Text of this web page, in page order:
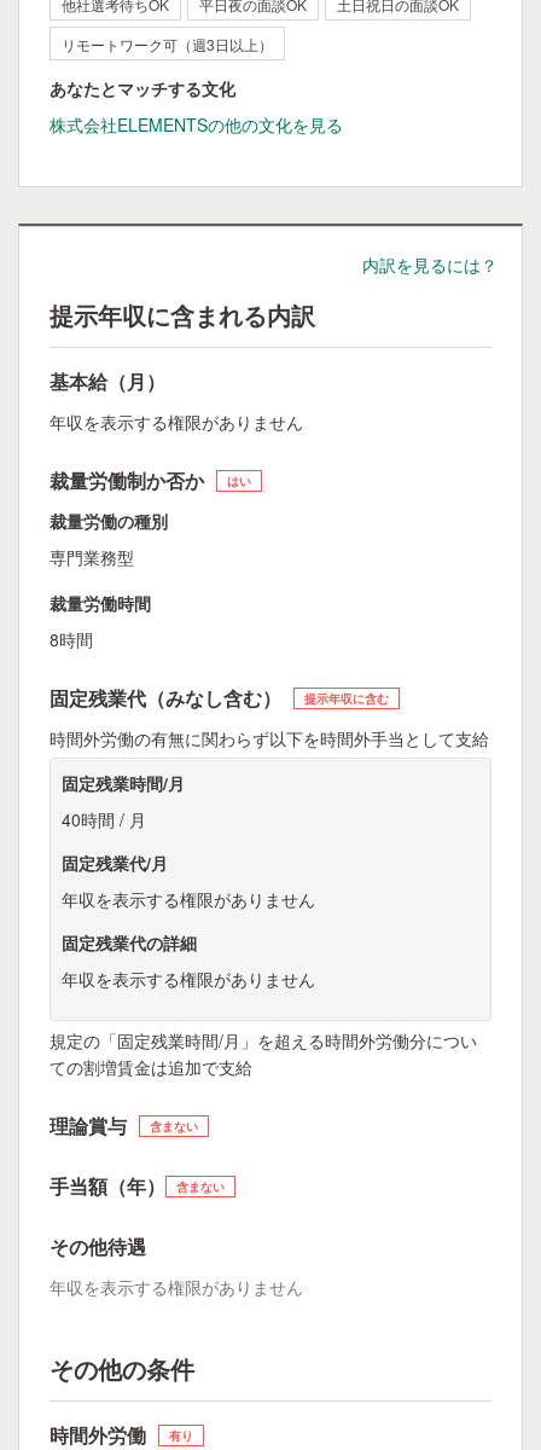
他社選考待ちOK 平日夜の面談OK
土日祝日の面談OK
リモートワーク可（週3日以上）
あなたとマッチする文化
株式会社ELEMENTSの他の文化を見る
内訳を見るには？
提示年収に含まれる内訳
基本給（月）
年収を表示する権限がありません
裁量労働制か否か はい
裁量労働の種別
専門業務型
裁量労働時間
8時間
固定残業代（みなし含む） 提示年収に含む
時間外労働の有無に関わらず以下を時間外手当として支給
固定残業時間/月
40時間 / 月
固定残業代/月
年収を表示する権限がありません
固定残業代の詳細
年収を表示する権限がありません
規定の「固定残業時間/月」を超える時間外労働分につい
ての割増賃金は追加で支給
理論賞与 含まない
手当額（年） 含まない
その他待遇
年収を表示する権限がありません
その他の条件
時間外労働 有り